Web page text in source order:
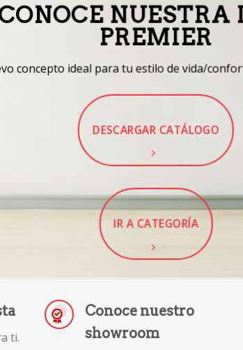
NUESTRA
PREMIER
concepto ideal para tu estilo de vida/
DESCARGAR CATÁLOGO
IR A CATEGORÍA
ti.
Conoce nuestro
showroom